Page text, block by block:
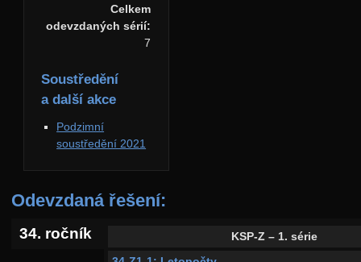
Celkem
odevzdaných sérií:
7
Soustředění
a další akce
Podzimní
soustředění 2021
Odevzdaná řešení:
34. ročník
KSP-Z – 1. série